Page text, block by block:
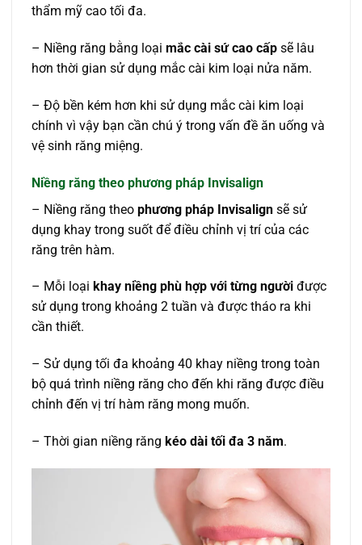
thẩm mỹ cao tối đa.
– Niềng răng bằng loại mắc cài sứ cao cấp sẽ lâu
hơn thời gian sử dụng mắc cài kim loại nửa năm.
– Độ bền kém hơn khi sử dụng mắc cài kim loại
chính vì vậy bạn cần chú ý trong vấn đề ăn uống và
vệ sinh răng miệng.
Niềng răng theo phương pháp Invisalign
– Niềng răng theo phương pháp Invisalign sẽ sử
dụng khay trong suốt để điều chỉnh vị trí của các
răng trên hàm.
– Mỗi loại khay niềng phù hợp với từng người được
sử dụng trong khoảng 2 tuần và được tháo ra khi
cần thiết.
– Sử dụng tối đa khoảng 40 khay niềng trong toàn
bộ quá trình niềng răng cho đến khi răng được điều
chỉnh đến vị trí hàm răng mong muốn.
– Thời gian niềng răng kéo dài tối đa 3 năm.